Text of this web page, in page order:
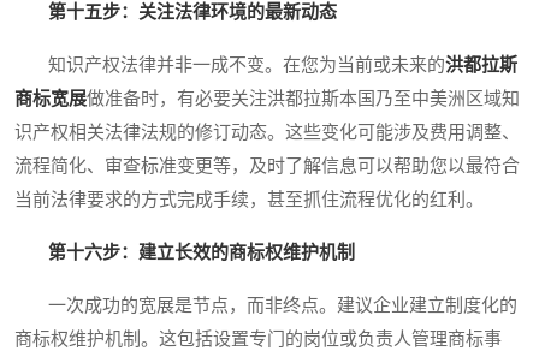
第十五步：关注法律环境的最新动态
知识产权法律并非一成不变。在您为当前或未来的洪都拉斯
商标宽展做准备时，有必要关注洪都拉斯本国乃至中美洲区域知
识产权相关法律法规的修订动态。这些变化可能涉及费用调整、
流程简化、审查标准变更等，及时了解信息可以帮助您以最符合
当前法律要求的方式完成手续，甚至抓住流程优化的红利。
第十六步：建立长效的商标权维护机制
一次成功的宽展是节点，而非终点。建议企业建立制度化的
商标权维护机制。这包括设置专门的岗位或负责人管理商标事